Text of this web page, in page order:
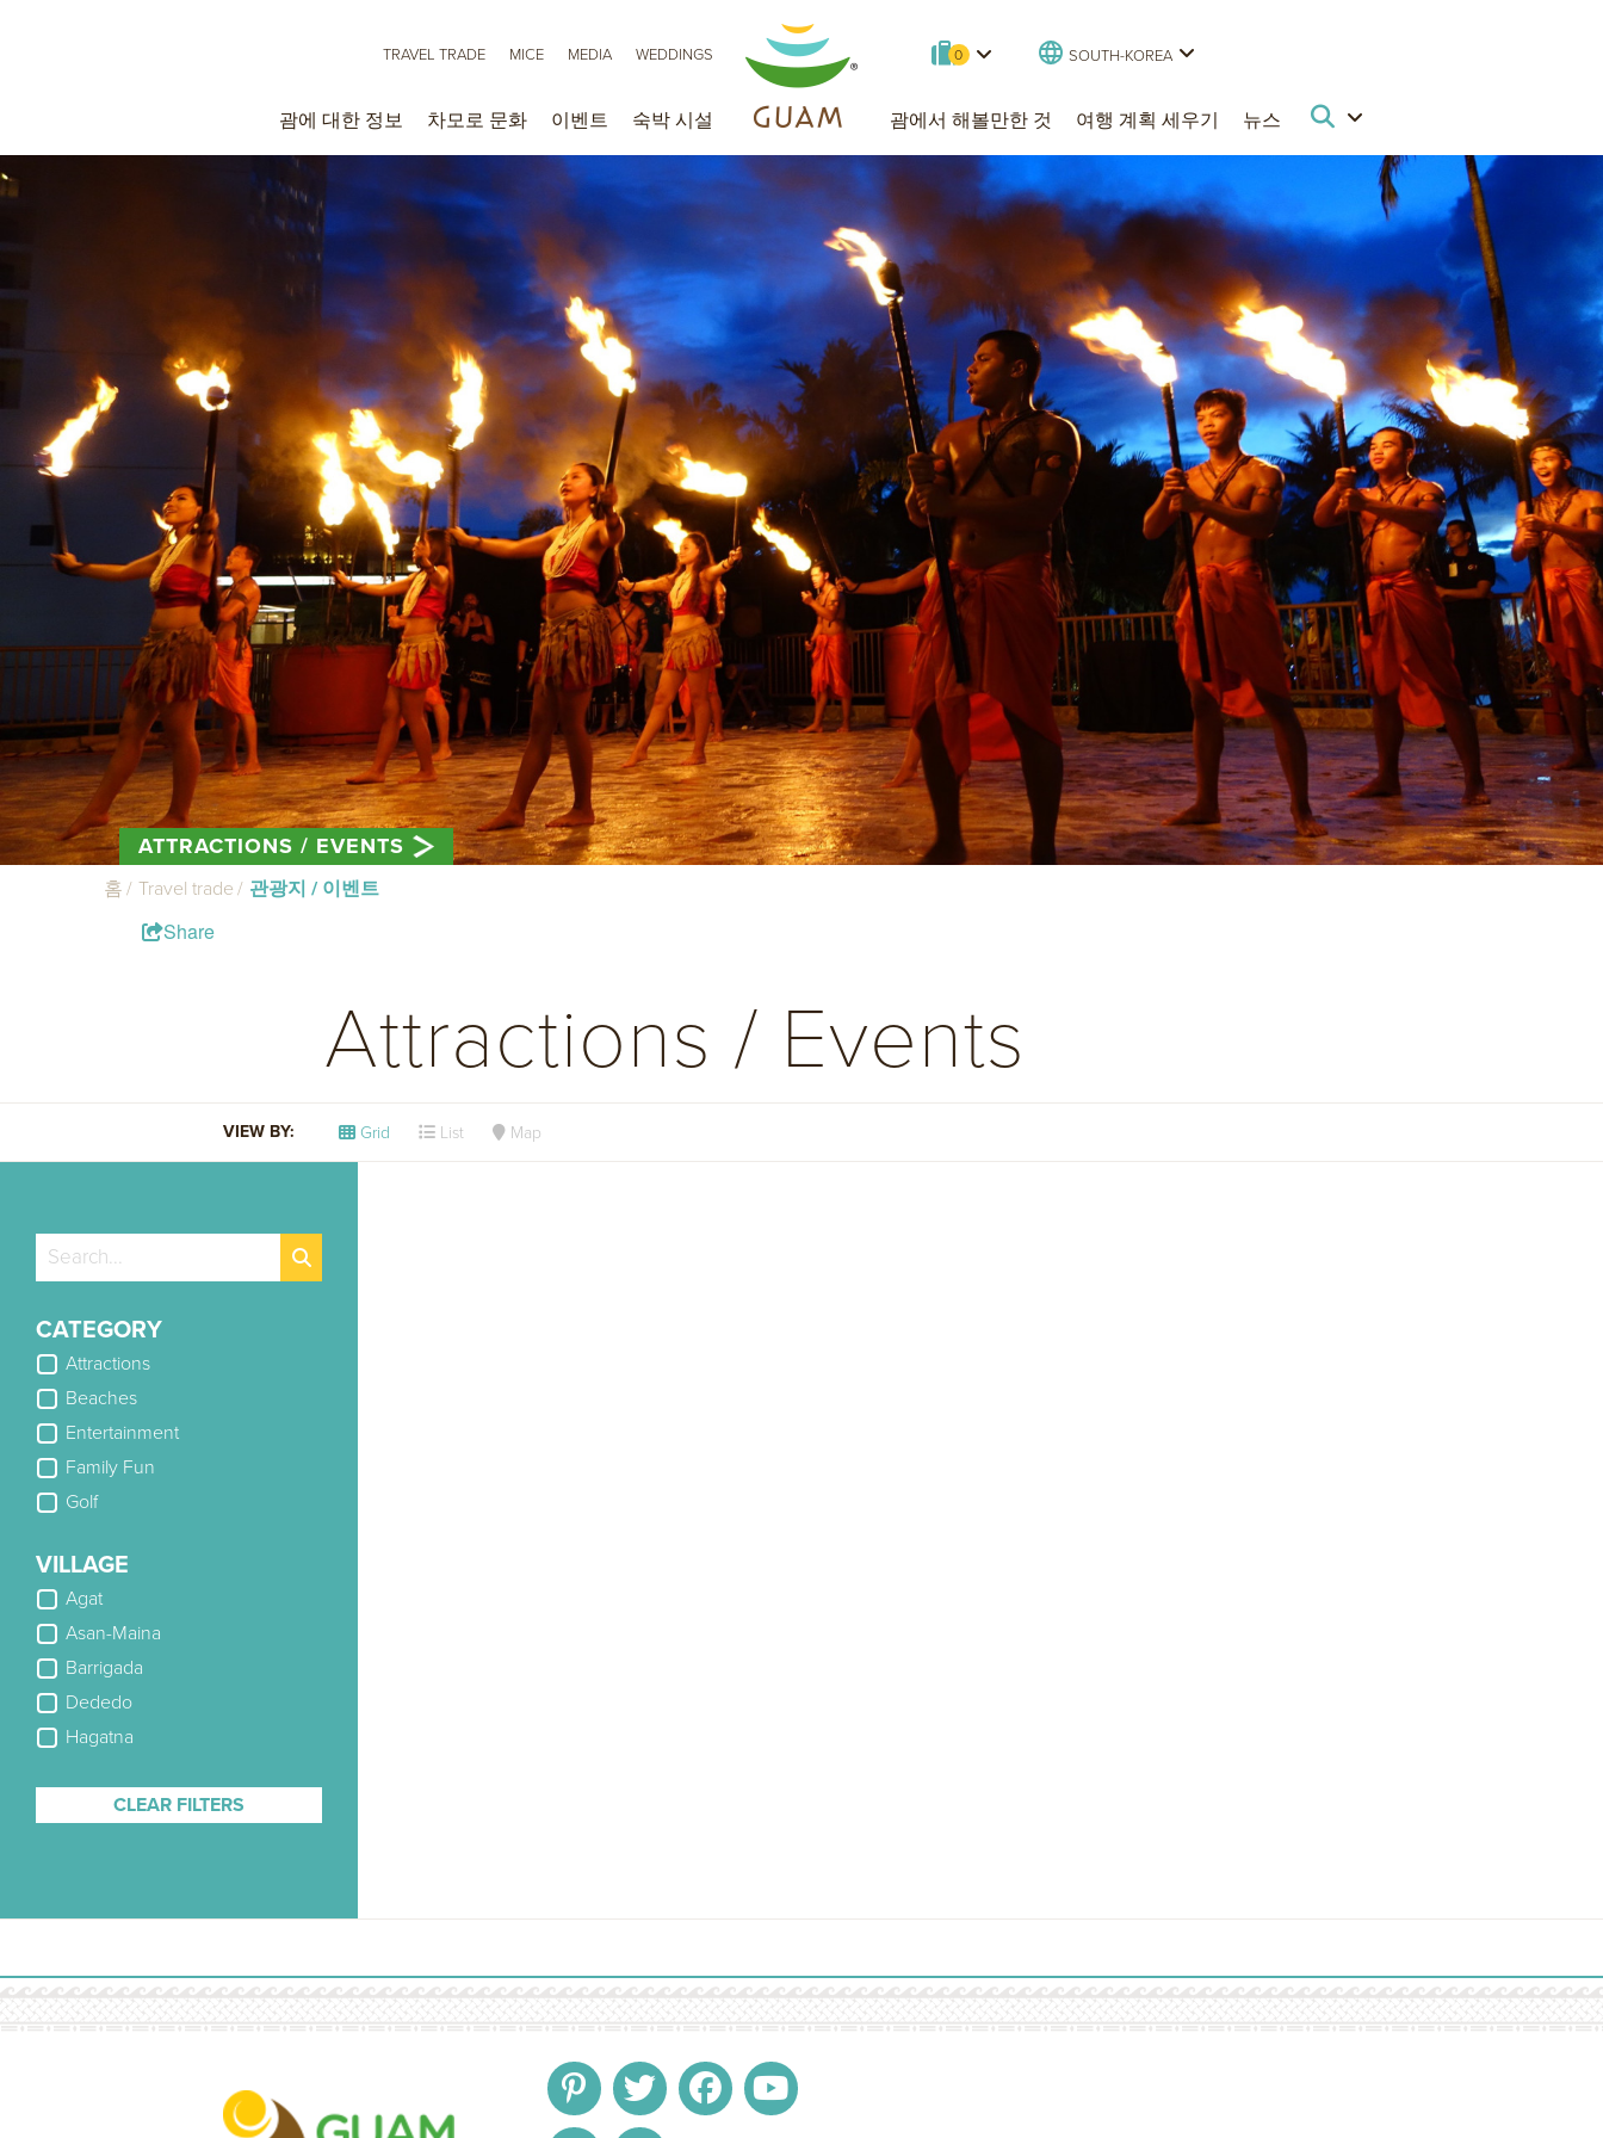
TRAVEL TRADE MICE MEDIA WEDDINGS
괌에 대한 정보 차모로 문화 이벤트 숙박 시설
0 SOUTH-KOREA
괌에서 해볼만한 것 여행 계획 세우기 뉴스
이동
ATTRACTIONS / EVENTS
홈 Travel trade
관광지 / 이벤트
Share
Attractions / Events
VIEW BY: Grid List Map
CATEGORY
Attractions
Beaches
Entertainment
Family Fun
Golf
VILLAGE
Agat
Asan-Maina
Barrigada
Dededo
Hagatna
CLEAR FILTERS